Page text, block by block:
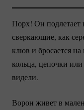
Порх! Он подлетает
сверкающие, как
клюв и бросается
кольца, цепочки
видели.
Ворон живет в